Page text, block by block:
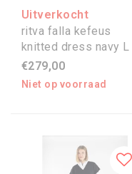
Uitverkocht
ritva falla kefeus
knitted dress navy L
€279,00
Niet op voorraad